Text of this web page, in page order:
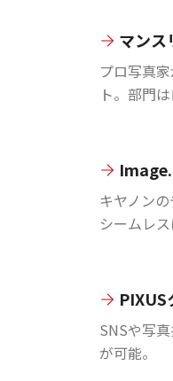
マンス
プロ写真
ト。部門
キヤノン
シームレ
PIXUS
SNSや写
が可能。